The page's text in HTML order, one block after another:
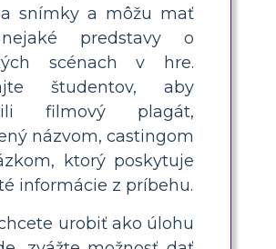
snímky a môžu mať
predstavy o
scénach v hre.
študentov, aby
filmový plagát,
názvom, castingom
ktorý poskytuje
informácie z príbehu.
urobiť ako úlohu